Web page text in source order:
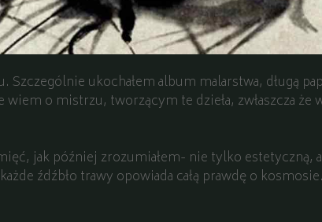
ukochałem album malarstwa, długą
o mistrzu, tworzącym te dzieła, zwłaszcza że
jak później zrozumiałem- nie tylko
źdźbło trawy opowiada całą prawdę o